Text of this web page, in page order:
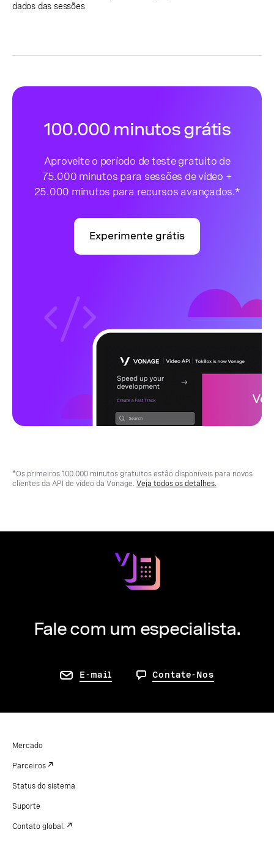
dados das sessões
100.000 minutos grátis
Aproveite o período de teste gratuito de
75.000 minutos para sessões de vídeo +
25.000 minutos para recursos avançados.*
Experimente grátis
*Os primeiros 100.000 minutos gratuitos estão disponíveis para novos
clientes da API de vídeo da Vonage. Veja todos os detalhes.
Fale com um especialista.
E-mail Contate-Nos
Mercado
Parceiros
Status do sistema
Suporte
Contato global.